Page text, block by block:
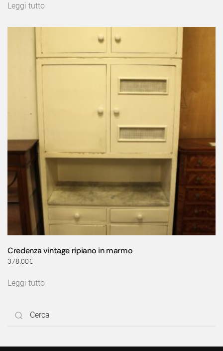
Leggi tutto
Credenza vintage ripiano in marmo
378.00€
Leggi tutto